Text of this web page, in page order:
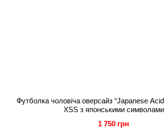
Футболка чоловіча оверсайз “Japanese
XSS з японськими символами
1 750 грн